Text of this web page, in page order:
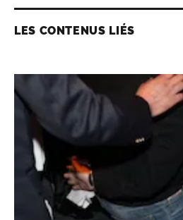
LES CONTENUS LIÉS